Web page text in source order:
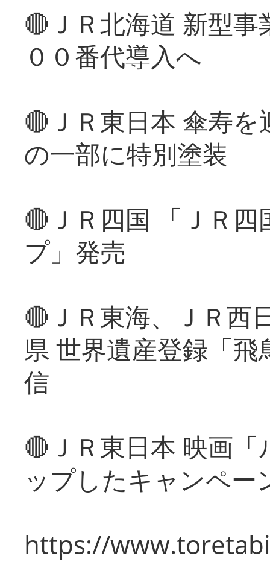
🔴ＪＲ北海道 新型
００番代導入へ
🔴ＪＲ東日本 傘寿
の一部に特別塗装
🔴ＪＲ四国 「ＪＲ
プ」発売
🔴ＪＲ東海、ＪＲ西
県 世界遺産登録「
信
🔴ＪＲ東日本 映画
ップしたキャンペー
https://